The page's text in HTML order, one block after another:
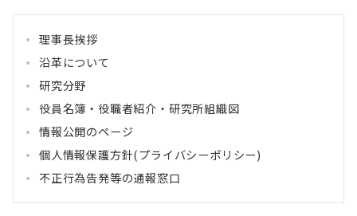
理事長挨拶
沿革について
研究分野
役員名簿・役職者紹介・研究所組織図
情報公開のページ
個人情報保護方針(プライバシーポリシー)
不正行為告発等の通報窓口